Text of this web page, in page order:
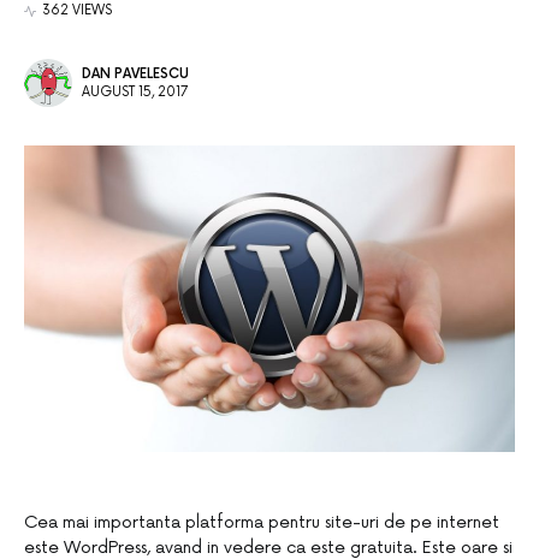
362 VIEWS
DAN PAVELESCU
AUGUST 15, 2017
Cea mai importanta platforma pentru site-uri de pe internet
este WordPress, avand in vedere ca este gratuita. Este oare si